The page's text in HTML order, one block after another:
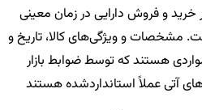
خرید و فروش دارایی در زمان معینی
مشخصات و ویژگی‌های کالا، تاریخ و
هستند که توسط ضوابط بازار
آتی عملاً استانداردشده هستند